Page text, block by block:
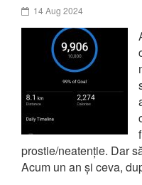
14 Aug 2024
prostie/neatenție. Dar
Acum un an și ceva,